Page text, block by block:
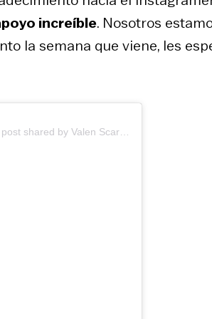
increíble. Nosotros
la semana que viene, les
A post shared by Valen Scarsini (@elscarso)